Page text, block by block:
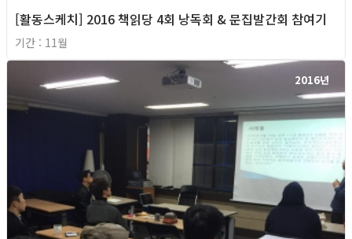
[활동스케치] 2016 책읽당 4회 낭독회 & 문집발간회 참여기
기간 : 11월
2016년